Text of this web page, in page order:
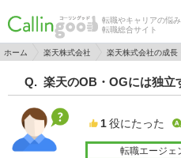
転職やキャリアの悩
転職総合サイト
ホーム 楽天株式会社 楽天株式会社の成長
楽天のOB・OGには独立
1 役にたった
転職エージェ